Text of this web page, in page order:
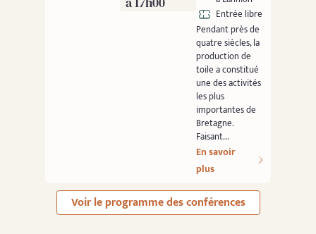
Entrée libre
Pendant près de
quatre siècles, la
production de
toile a constitué
une des activités
les plus
importantes de
Bretagne.
Faisant...
En savoir
plus
Voir le programme des conférences